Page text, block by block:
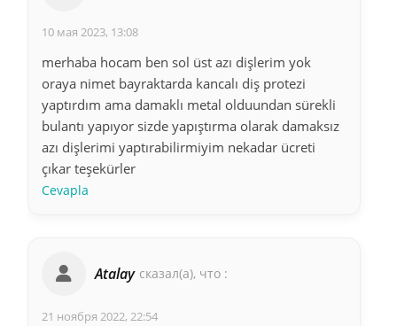
10 мая 2023, 13:08
merhaba hocam ben sol üst azı dişlerim yok
oraya nimet bayraktarda kancalı diş protezi
yaptırdım ama damaklı metal olduundan sürekli
bulantı yapıyor sizde yapıştırma olarak damaksız
azı dişlerimi yaptırabilirmiyim nekadar ücreti
çıkar teşekürler
Cevapla
Atalay сказал(а), что :
21 ноября 2022, 22:54